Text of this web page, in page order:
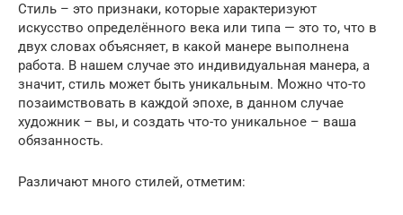
Стиль – это признаки, которые характеризуют
искусство определённого века или типа — это то, что в
двух словах объясняет, в какой манере выполнена
работа. В нашем случае это индивидуальная манера, а
значит, стиль может быть уникальным. Можно что-то
позаимствовать в каждой эпохе, в данном случае
художник – вы, и создать что-то уникальное – ваша
обязанность.
Различают много стилей, отметим: